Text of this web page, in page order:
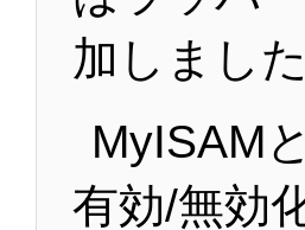
加しました
MyISAM
有効/無効